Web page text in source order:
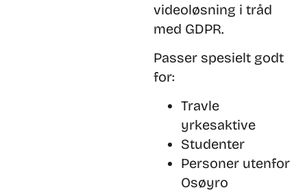
videoløsning i tråd
med GDPR.
Passer spesielt godt
for:
Travle
yrkesaktive
Studenter
Personer utenfor
Osøyro